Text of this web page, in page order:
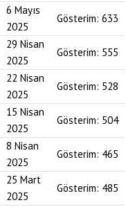
6 Mayıs
2025
Gösterim: 633
29 Nisan
2025
Gösterim: 555
22 Nisan
2025
Gösterim: 528
15 Nisan
2025
Gösterim: 504
8 Nisan
2025
Gösterim: 465
25 Mart
2025
Gösterim: 485